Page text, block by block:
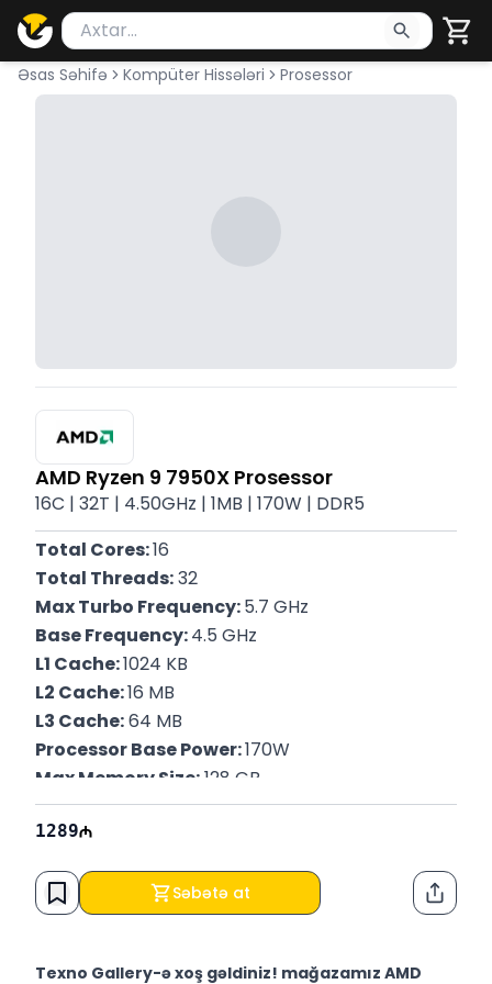
Məhsul axtar
Axtarış üçün ən azı 2 simvol yazın. Göndərmək
Əsas Səhifə Kompüter Hissələri Prosessor
AMD Ryzen 9 7950X Prosessor
16C | 32T | 4.50GHz | 1MB | 170W | DDR5
Total Cores: 16
Total Threads: 32
Max Turbo Frequency: 5.7 GHz
Base Frequency: 4.5 GHz
L1 Cache: 1024 KB
L2 Cache: 16 MB
L3 Cache: 64 MB
Processor Base Power: 170W
Max Memory Size: 128 GB
Memory Types: Up to DDR5 5200 MT/s
Sockets Supported:
1289
Səbətə at
Texno Gallery-ə xoş gəldiniz! mağazamız AMD